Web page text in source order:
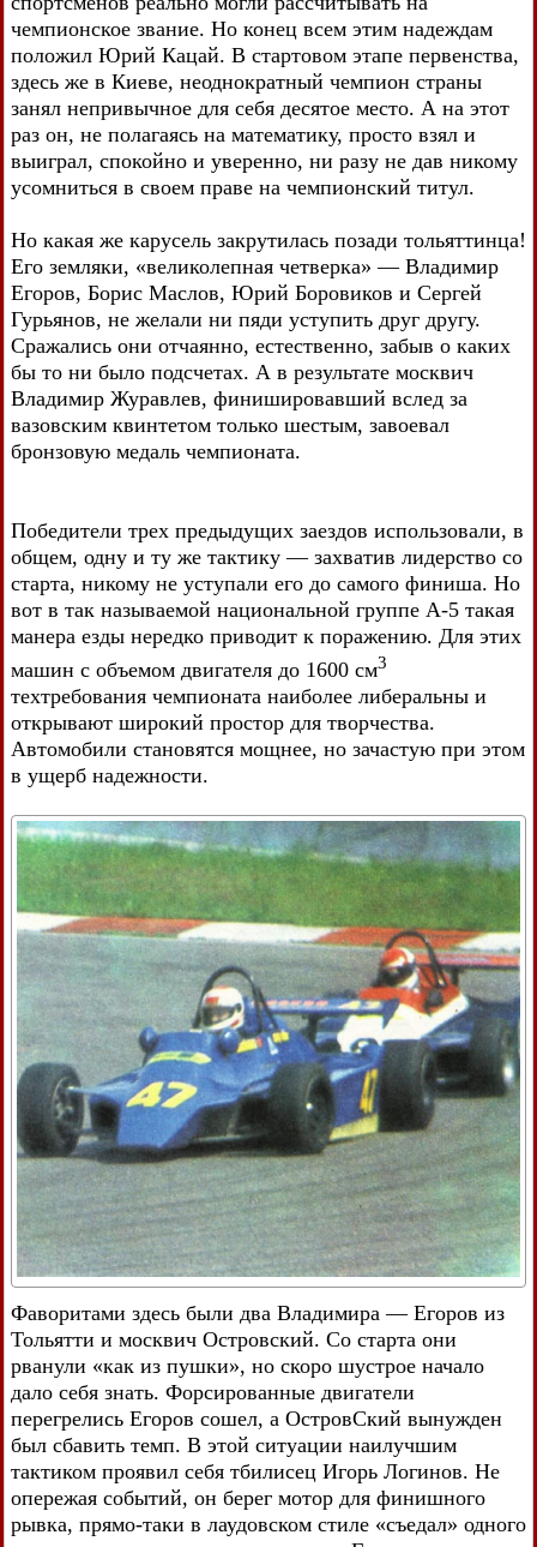
чемпионское звание. Но конец всем этим надеждам
положил Юрий Кацай. В стартовом этапе первенства,
здесь же в Киеве, неоднократный чемпион страны
занял непривычное для себя десятое место. А на этот
раз он, не полагаясь на математику, просто взял и
выиграл, спокойно и уверенно, ни разу не дав никому
усомниться в своем праве на чемпионский титул.
Но какая же карусель закрутилась позади тольяттинца!
Его земляки, «великолепная четверка» — Владимир
Егоров, Борис Маслов, Юрий Боровиков и Сергей
Гурьянов, не желали ни пяди уступить друг другу.
Сражались они отчаянно, естественно, забыв о каких
бы то ни было подсчетах. А в результате москвич
Владимир Журавлев, финишировавший вслед за
вазовским квинтетом только шестым, завоевал
бронзовую медаль чемпионата.
Победители трех предыдущих заездов использовали, в
общем, одну и ту же тактику — захватив лидерство со
старта, никому не уступали его до самого финиша. Но
вот в так называемой национальной группе А-5 такая
манера езды нередко приводит к поражению. Для этих
машин с объемом двигателя до 1600 см3
техтребования чемпионата наиболее либеральны и
открывают широкий простор для творчества.
Автомобили становятся мощнее, но зачастую при этом
в ущерб надежности.
Фаворитами здесь были два Владимира — Егоров из
Тольятти и москвич Островский. Со старта они
рванули «как из пушки», но скоро шустрое начало
дало себя знать. Форсированные двигатели
перегрелись Егоров сошел, а ОстровСкий вынужден
был сбавить темп. В этой ситуации наилучшим
тактиком проявил себя тбилисец Игорь Логинов. Не
опережая событий, он берег мотор для финишного
рывка, прямо-таки в лаудовском стиле «съедал» одного